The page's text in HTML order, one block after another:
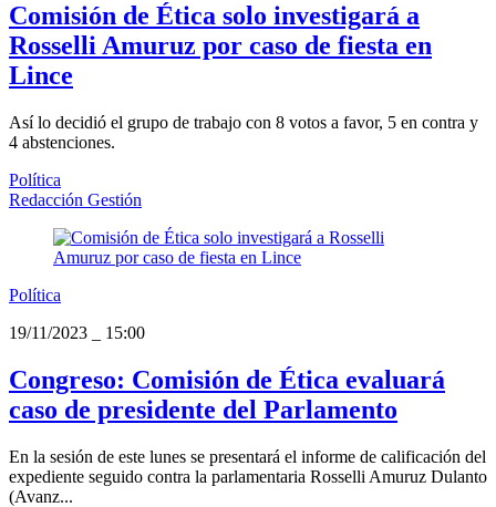
Comisión de Ética solo investigará a
Rosselli Amuruz por caso de fiesta en
Lince
Así lo decidió el grupo de trabajo con 8 votos a favor, 5 en contra y
4 abstenciones.
Política
Redacción Gestión
Política
19/11/2023
15:00
Congreso: Comisión de Ética evaluará
caso de presidente del Parlamento
En la sesión de este lunes se presentará el informe de calificación del
expediente seguido contra la parlamentaria Rosselli Amuruz Dulanto
(Avanz...